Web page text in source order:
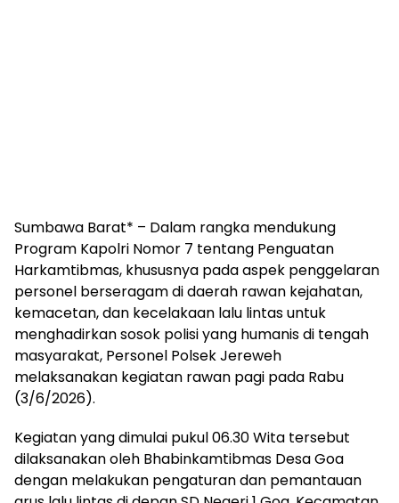
Sumbawa Barat* – Dalam rangka mendukung
Program Kapolri Nomor 7 tentang Penguatan
Harkamtibmas, khususnya pada aspek penggelaran
personel berseragam di daerah rawan kejahatan,
kemacetan, dan kecelakaan lalu lintas untuk
menghadirkan sosok polisi yang humanis di tengah
masyarakat, Personel Polsek Jereweh
melaksanakan kegiatan rawan pagi pada Rabu
(3/6/2026).
Kegiatan yang dimulai pukul 06.30 Wita tersebut
dilaksanakan oleh Bhabinkamtibmas Desa Goa
dengan melakukan pengaturan dan pemantauan